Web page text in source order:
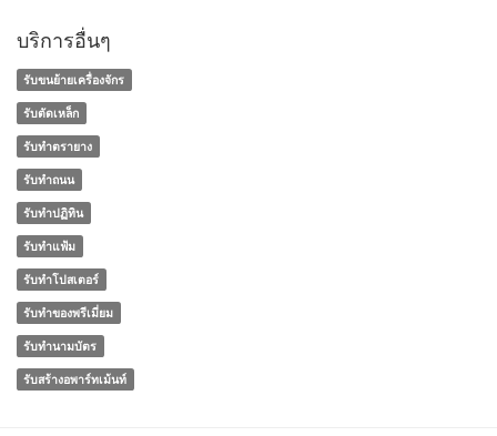
บริการอื่นๆ
รับขนย้ายเครื่องจักร
รับตัดเหล็ก
รับทำตรายาง
รับทำถนน
รับทำปฏิทิน
รับทำแฟ้ม
รับทำโปสเตอร์
รับทําของพรีเมี่ยม
รับทํานามบัตร
รับสร้างอพาร์ทเม้นท์